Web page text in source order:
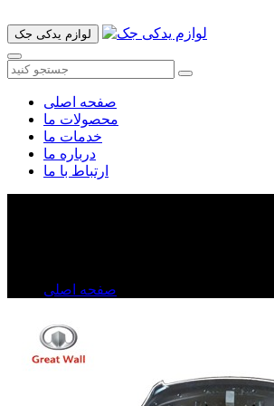
لوازم یدکی جک
صفحه اصلی
محصولات ما
خدمات ما
درباره ما
ارتباط با ما
صفحه اصلی